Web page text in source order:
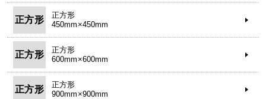
正方形
正方形
450mm×450mm
正方形
正方形
600mm×600mm
正方形
正方形
900mm×900mm